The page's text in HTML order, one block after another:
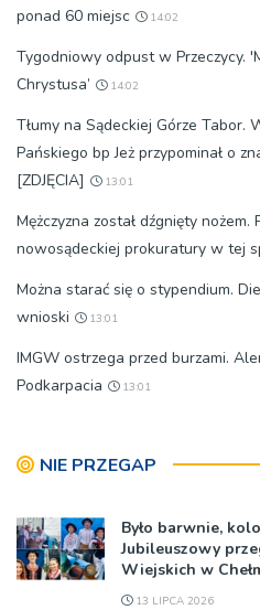
ponad 60 miejsc
14:02
Tygodniowy odpust w Przeczycy.
Chrystusa’
14:02
Tłumy na Sądeckiej Górze Tabor.
Pańskiego bp Jeż przypominał o
[ZDJĘCIA]
13:01
Mężczyzna został dźgnięty
nowosądeckiej prokuratury w tej
Można starać się o stypendium.
wnioski
13:01
IMGW ostrzega przed burzami.
Podkarpacia
13:01
NIE PRZEGAP
Było barwnie,
Jubileuszowy
Wiejskich w
13 LIPCA 2026